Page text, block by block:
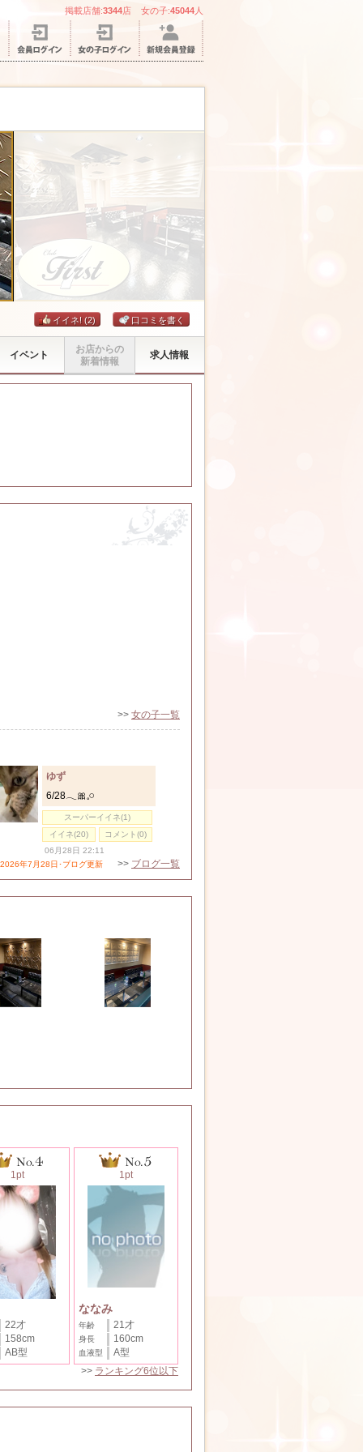
掲載店舗:3344店 女の子:45044 人
イイネ! (2) 口コミを書く
イベント
お店からの
新着情報
求人情報
>> 女の子一覧
ゆず
6/28𓂃🎀𓈒𓏸
スーパーイイネ(1)
イイネ(20)
コメント(0)
06月28日 22:11
2026年7月28日･ブログ更新
>> ブログ一覧
1pt
22才
158cm
AB型
1pt
ななみ
年齢 21才
身長 160cm
血液型
A型
>> ランキング6位以下